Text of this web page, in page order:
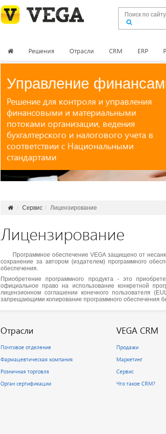
Решения Отрасли CRM ERP
Подробнее
Сервис Лицензирование
Лицензирование
Программное обеспечение VEGA защищено от
сохранение за автором (издателем) программного
обеспечения.
Приобретение программного продукта - это
официальное право на использование конкретной
лицензионном соглашении конечного пользователя
запрещающими копирование программного обеспечения
Отрасли
Почтовое отделение
Фармацевтическая компания
Розничная торговля
Орган сертификации
VEGA CRM
Продажи
Маркетинг
Сервис
Что такое CRM?